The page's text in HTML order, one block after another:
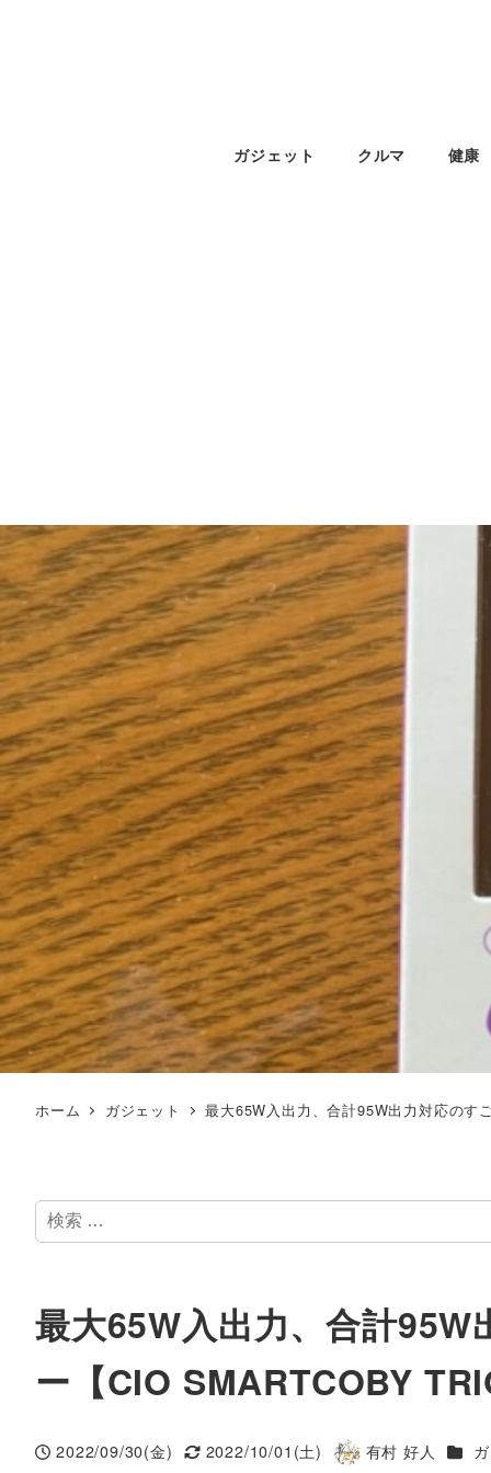
ガジェット クルマ 健康
ホーム ガジェット 最大65W入出力、合計95W出力対応の
検
索
最大65W入出力、合計
ー【CIO SMARTCOBY
投稿日
2022/09/30(金)
更新日
2022/10/01(土)
著
有村 好人 カテ